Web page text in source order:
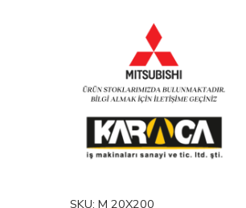
SKU: M 20X200